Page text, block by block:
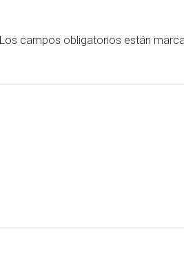
Los campos obligatorios están